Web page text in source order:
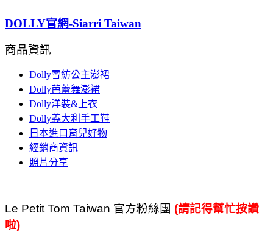
DOLLY官網-Siarri Taiwan
商品資訊
Dolly雪紡公主澎裙
Dolly芭蕾舞澎裙
Dolly洋裝&上衣
Dolly義大利手工鞋
日本進口育兒好物
經銷商資訊
照片分享
Le Petit Tom Taiwan 官方粉絲團 (請記得幫忙按讚
啦)